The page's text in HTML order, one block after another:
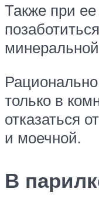
Также при
только в
отказаться
и моечной.
В